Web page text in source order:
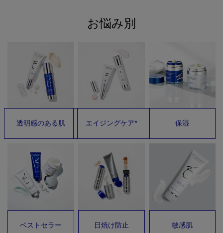
お悩み別
透明感のある肌 エイジングケア* 保湿
ベストセラー 日焼け防止 敏感肌